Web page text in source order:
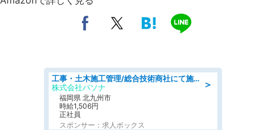
＞
工事・土木施工管理/総合技術商社にて施工管理のお仕事/即日勤務可/車通勤可/工事・土木施工管理/生産・品質管理
株式会社パソナ
福岡県 北九州市
時給1,506円
正社員
スポンサー：求人ボックス